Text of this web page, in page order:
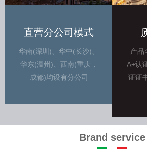
直营分公司模式
华南(深圳)、华中(长沙)、
华东(温州)、西南(重庆，
成都)均设有分公司
产品
A+认
证证
Brand service